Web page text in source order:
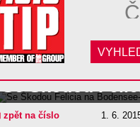
Se Škodou
1. 6.
zpět na číslo